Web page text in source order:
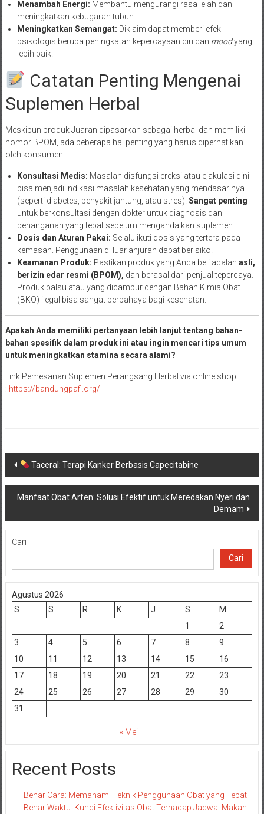
Menambah Energi: Membantu mengurangi rasa lelah dan
meningkatkan kebugaran tubuh.
Meningkatkan Semangat: Diklaim dapat memberi efek
psikologis berupa peningkatan kepercayaan diri dan moodyang
lebih baik.
Catatan Penting Mengenai
Suplemen Herbal
Meskipun produk Juaran dipasarkan sebagai herbal dan memiliki
nomor BPOM, ada beberapa hal penting yang harus diperhatikan
oleh konsumen:
Konsultasi Medis: Masalah disfungsi ereksi atau ejakulasi dini
bisa menjadi indikasi masalah kesehatan yang mendasarinya
(seperti diabetes, penyakit jantung, atau stres). Sangat penting
untuk berkonsultasi dengan dokter untuk diagnosis dan
penanganan yang tepat sebelum mengandalkan suplemen.
Dosis dan Aturan Pakai: Selalu ikuti dosis yang tertera pada
kemasan. Penggunaan di luar anjuran dapat berisiko.
Keamanan Produk: Pastikan produk yang Anda beli adalah asli,
berizin edar resmi (BPOM), dan berasal dari penjual tepercaya.
Produk palsu atau yang dicampur dengan Bahan Kimia Obat
(BKO) ilegal bisa sangat berbahaya bagi kesehatan.
Apakah Anda memiliki pertanyaan lebih lanjut tentang bahan-
bahan spesifik dalam produk ini atau ingin mencari tips umum
untuk meningkatkan stamina secara alami?
Link Pemesanan Suplemen Perangsang Herbal via online shop
: https://bandungpafi .org/
Navigasi
pos
Taceral: Terapi Kanker Berbasis Capecitabine
Manfaat Obat Arfen: Solusi Efektif untuk Meredakan Nyeri dan
Demam
Cari
Cari
Agustus 2026
S
S R K J S
M
1
2
3
4 5 6 7 8
9
10
11 12 13 14 15
16
17
18 19 20 21 22
23
24
25 26 27 28 29
30
31
« Mei
Recent Posts
Benar Cara: Memahami Teknik Penggunaan Obat yang Tepat
Benar Waktu: Kunci Efektivitas Obat Terhadap Jadwal Makan